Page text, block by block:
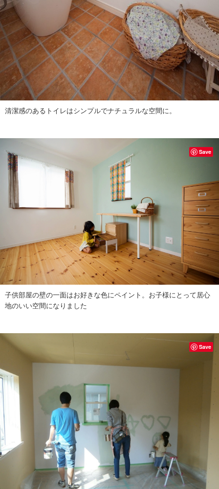
清潔感のあるトイレはシンプルでナチュラルな空間に。
子供部屋の壁の一面はお好きな色にペイント。お子様にとって居心
地のいい空間になりました
Save
Save